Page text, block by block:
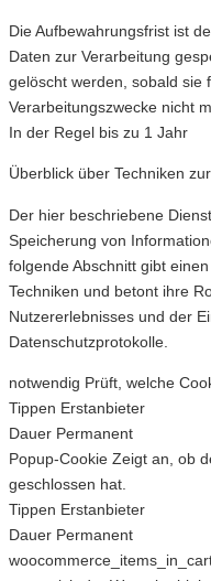
Die Aufbewahrungsfrist ist
Daten zur Verarbeitung
gelöscht werden, sobald sie
Verarbeitungszwecke nicht
In der Regel bis zu 1 Jahr
Überblick über Techniken
Der hier beschriebene
Speicherung von
folgende Abschnitt gibt
Techniken und betont ihre
Nutzererlebnisses und der
Datenschutzprotokolle.
notwendig Prüft, welche
Tippen Erstanbieter
Dauer Permanent
Popup-Cookie Zeigt an, ob
geschlossen hat.
Tippen Erstanbieter
Dauer Permanent